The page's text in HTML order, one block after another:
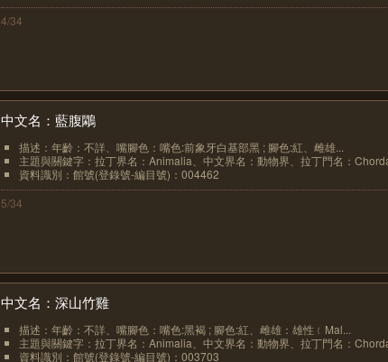
4/34
中文名：藍腹鷴
描述：年齡：不詳、嘴腳色：嘴色:前象牙白基部黑 ; 腳色:紅、雌雄...
主題與關鍵字：拉丁界名：Animalia、中文界名：動物界、拉丁門名：
資料識別：館號(登錄號-編目號)：004462
5/34
中文名：深山竹雞
描述：年齡：不詳、嘴腳色：嘴色:黑褐 ; 腳色:紅、雌雄：雄性﹝Mal...
主題與關鍵字：拉丁界名：Animalia、中文界名：動物界、拉丁門名：
資料識別：館號(登錄號-編目號)：003703